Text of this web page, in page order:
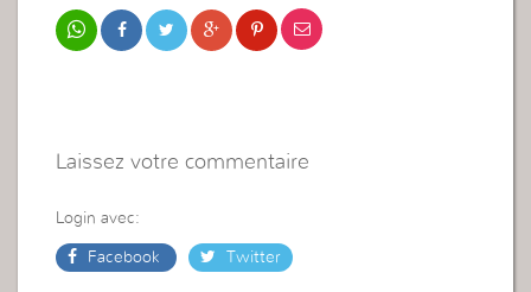
Laissez votre commentaire
Login avec:
Facebook Twitter